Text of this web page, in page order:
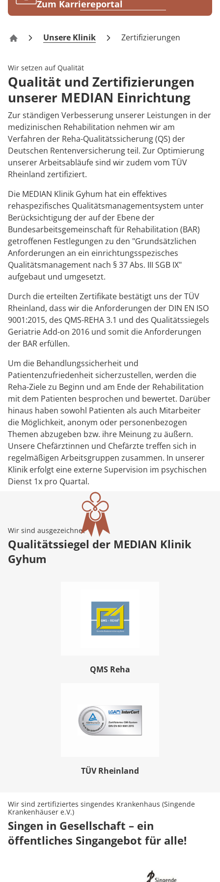
Karriere
Zum Karriereportal
Klinik Gyhum
Unsere Klinik Zertifizierungen
Wir setzen auf Qualität
Qualität und Zertifizierungen
unserer MEDIAN Einrichtung
Zur ständigen Verbesserung unserer Leistungen in der
medizinischen Rehabilitation nehmen wir am
Verfahren der Reha-Qualitätssicherung (QS) der
Deutschen Rentenversicherung teil. Zur Optimierung
unserer Arbeitsabläufe sind wir zudem vom TÜV
Rheinland zertifiziert.
Die MEDIAN Klinik Gyhum hat ein effektives
rehaspezifisches Qualitätsmanagementsystem unter
Berücksichtigung der auf der Ebene der
Bundesarbeitsgemeinschaft für Rehabilitation (BAR)
getroffenen Festlegungen zu den "Grundsätzlichen
Anforderungen an ein einrichtungsspezisches
Qualitätsmanagement nach § 37 Abs. III SGB IX"
aufgebaut und umgesetzt.
Durch die erteilten Zertifikate bestätigt uns der TÜV
Rheinland, dass wir die Anforderungen der DIN EN ISO
9001:2015, des QMS-REHA 3.1 und des Qualitätssiegels
Geriatrie Add-on 2016 und somit die Anforderungen
der BAR erfüllen.
Um die Behandlungssicherheit und
Patientenzufriedenheit sicherzustellen, werden die
Reha-Ziele zu Beginn und am Ende der Rehabilitation
mit dem Patienten besprochen und bewertet. Darüber
hinaus haben sowohl Patienten als auch Mitarbeiter
die Möglichkeit, anonym oder personenbezogen
Themen abzugeben bzw. ihre Meinung zu äußern.
Unsere Chefärztinnen und Chefärzte treffen sich in
regelmäßigen Arbeitsgruppen zusammen. In unserer
Klinik erfolgt eine externe Supervision im psychischen
Dienst 1x pro Quartal.
Wir sind ausgezeichnet
Qualitätssiegel der MEDIAN Klinik
Gyhum
QMS Reha
TÜV Rheinland
Wir sind zertifiziertes singendes Krankenhaus (Singende
Krankenhäuser e.V.)
Singen in Gesellschaft – ein
öffentliches Singangebot für alle!